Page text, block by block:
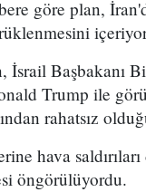
göre plan,
İsrail Başbakanı
Trump ile
rahatsız
hava
öngörülüyordu.